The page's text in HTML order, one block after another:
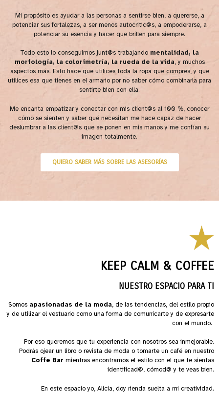
Mi propósito es ayudar a las personas a sentirse bien, a quererse, a
potenciar sus fortalezas, a ser menos autocritic@s, a empoderarse, a
potenciar su esencia y hacer que brillen para siempre.
Todo esto lo conseguimos junt@s trabajando mentalidad, la
morfología, la colorimetría, la rueda de la vida, y muchos
aspectos más. Esto hace que utilices toda la ropa que compres, y que
utilices esa que tienes en el armario por no saber cómo combinarla para
sentirte bien con ella.
Me encanta empatizar y conectar con mis client@s al 100 %, conocer
cómo se sienten y saber qué necesitan me hace capaz de hacer
deslumbrar a las client@s que se ponen en mis manos y me confían su
imagen totalmente.
QUIERO SABER MÁS SOBRE LAS ASESORÍAS
KEEP CALM & COFFEE
NUESTRO ESPACIO PARA TI
Somos apasionadas de la moda, de las tendencias, del estilo propio
y de utilizar el vestuario como una forma de comunicarte y de expresarte
con el mundo.
Por eso queremos que tu experiencia con nosotros sea inmejorable.
Podrás ojear un libro o revista de moda o tomarte un café en nuestro
Coffe Bar mientras encontramos el estilo con el que te sientas
identificad@, cómod@ y te veas bien.
En este espacio yo, Alicia, doy rienda suelta a mi creatividad.